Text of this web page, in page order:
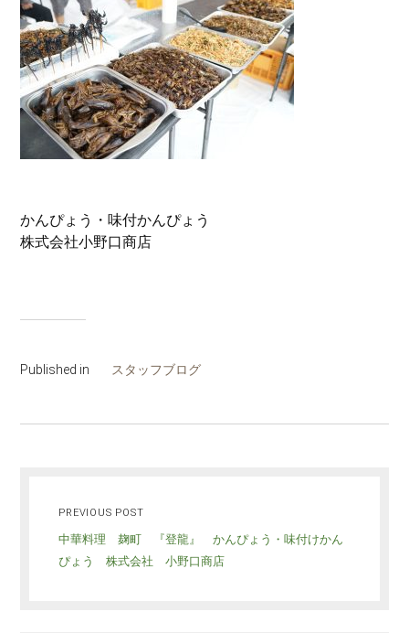
かんぴょう・味付かんぴょう
株式会社小野口商店
Published in スタッフブログ
PREVIOUS POST
中華料理 麹町 『登龍』 かんぴょう・味付けかん
ぴょう 株式会社 小野口商店